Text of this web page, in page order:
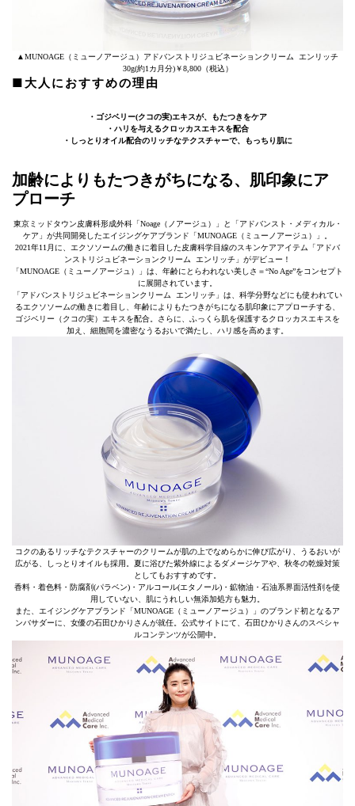
▲MUNOAGE（ミューノアージュ）アドバンストリジュビネーションクリーム エンリッチ
30g(約1カ月分)￥8,800（税込）
■大人におすすめの理由
・ゴジベリー(クコの実)エキスが、もたつきをケア
・ハリを与えるクロッカスエキスを配合
・しっとりオイル配合のリッチなテクスチャーで、もっちり肌に
加齢によりもたつきがちになる、肌印象にア
プローチ
東京ミッドタウン皮膚科形成外科「Noage（ノアージュ）」と「アドバンスト・メディカル・
ケア」が共同開発したエイジングケアブランド「MUNOAGE（ミューノアージュ）」。
2021年11月に、エクソソームの働きに着目した皮膚科学目線のスキンケアアイテム「アドバ
ンストリジュビネーションクリーム エンリッチ」がデビュー！
「MUNOAGE（ミューノアージュ）」は、年齢にとらわれない美しさ＝“No Age”をコンセプト
に展開されています。
「アドバンストリジュビネーションクリーム エンリッチ」は、科学分野などにも使われてい
るエクソソームの働きに着目し、年齢によりもたつきがちになる肌印象にアプローチする、
ゴジベリー（クコの実）エキスを配合。さらに、ふっくら肌を保護するクロッカスエキスを
加え、細胞間を濃密なうるおいで満たし、ハリ感を高めます。
コクのあるリッチなテクスチャーのクリームが肌の上でなめらかに伸び広がり、うるおいが
広がる、しっとりオイルも採用。夏に浴びた紫外線によるダメージケアや、秋冬の乾燥対策
としてもおすすめです。
香料・着色料・防腐剤(パラベン)・アルコール(エタノール)・鉱物油・石油系界面活性剤を使
用していない、肌にうれしい無添加処方も魅力。
また、エイジングケアブランド「MUNOAGE（ミューノアージュ）」のブランド初となるア
ンバサダーに、女優の石田ひかりさんが就任。公式サイトにて、石田ひかりさんのスペシャ
ルコンテンツが公開中。